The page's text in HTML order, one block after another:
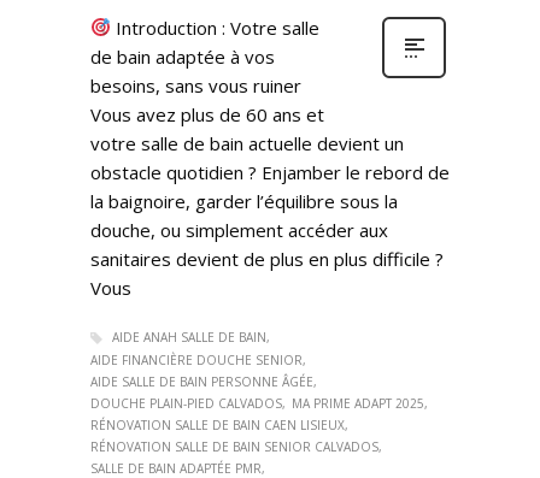
Introduction : Votre salle
de bain adaptée à vos
besoins, sans vous ruiner
Vous avez plus de 60 ans et
votre salle de bain actuelle devient un
obstacle quotidien ? Enjamber le rebord de
la baignoire, garder l’équilibre sous la
douche, ou simplement accéder aux
sanitaires devient de plus en plus difficile ?
Vous
AIDE ANAH SALLE DE BAIN
AIDE FINANCIÈRE DOUCHE SENIOR
AIDE SALLE DE BAIN PERSONNE ÂGÉE
DOUCHE PLAIN-PIED CALVADOS
MA PRIME ADAPT 2025
RÉNOVATION SALLE DE BAIN CAEN LISIEUX
RÉNOVATION SALLE DE BAIN SENIOR CALVADOS
SALLE DE BAIN ADAPTÉE PMR